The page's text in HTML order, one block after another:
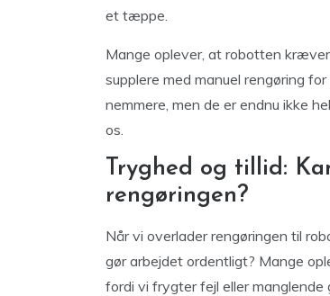
et tæppe.
Mange oplever, at robotten
supplere med manuel rengøring
nemmere, men de er endnu ikke
os.
Tryghed og tillid:
rengøringen?
Når vi overlader rengøringen til
gør arbejdet ordentligt? Mange
fordi vi frygter fejl eller